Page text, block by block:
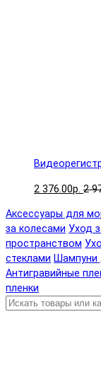
2 376.00р. 2
Аксессуары для
за колесами Уход
пространством
стеклами Шампуни
Антигравийные
пленки